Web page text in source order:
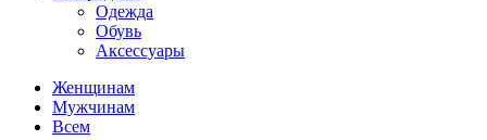
Одежда
Обувь
Аксессуары
Женщинам
Мужчинам
Всем